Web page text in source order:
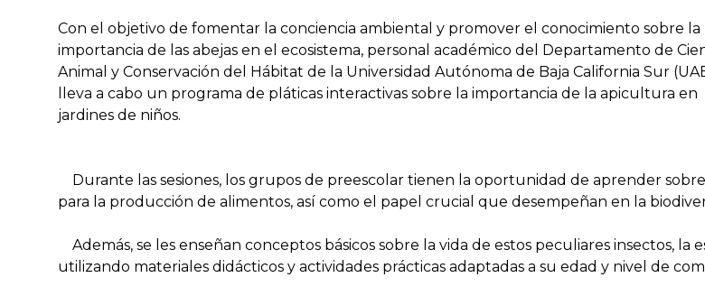
Con el objetivo de fomentar la conciencia ambiental y promover el conocimiento sobre la
importancia de las abejas en el ecosistema, personal académico del Departamento de
Animal y Conservación del Hábitat de la Universidad Autónoma de Baja California Sur
lleva a cabo un programa de pláticas interactivas sobre la importancia de la apicultura en
jardines de niños.
Durante las sesiones, los grupos de preescolar tienen la oportunidad de aprender
para la producción de alimentos, así como el papel crucial que desempeñan en la
Además, se les enseñan conceptos básicos sobre la vida de estos peculiares insectos,
utilizando materiales didácticos y actividades prácticas adaptadas a su edad y nivel de